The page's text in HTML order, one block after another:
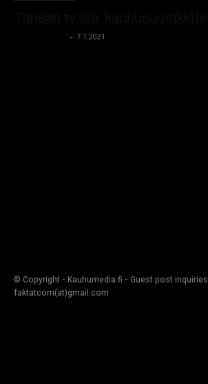
- 7.1.2021
© Copyright - Kauhumedia.fi - Guest post inquiries
faktatcom(at)gmail.com